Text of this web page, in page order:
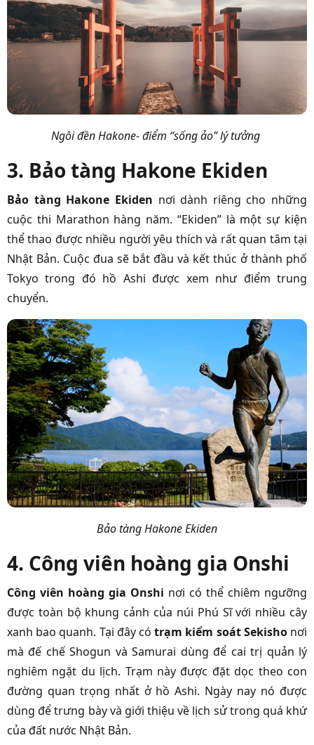
Ngôi đền Hakone- điểm “sống ảo” lý tưởng
3. Bảo tàng Hakone Ekiden
Bảo tàng Hakone Ekiden nơi dành riêng cho những
cuộc thi Marathon hàng năm. “Ekiden” là một sự kiện
thể thao được nhiều người yêu thích và rất quan tâm tại
Nhật Bản. Cuộc đua sẽ bắt đầu và kết thúc ở thành phố
Tokyo trong đó hồ Ashi được xem như điểm trung
chuyển.
Bảo tàng Hakone Ekiden
4. Công viên hoàng gia Onshi
Công viên hoàng gia Onshi nơi có thể chiêm ngưỡng
được toàn bộ khung cảnh của núi Phú Sĩ với nhiều cây
xanh bao quanh. Tại đây có trạm kiểm soát Sekishonơi
mà đế chế Shogun và Samurai dùng để cai trị quản lý
nghiêm ngặt du lịch. Trạm này được đặt dọc theo con
đường quan trọng nhất ở hồ Ashi. Ngày nay nó được
dùng để trưng bày và giới thiệu về lịch sử trong quá khứ
của đất nước Nhật Bản.